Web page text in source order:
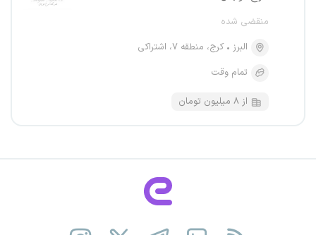
منقضی شده
البرز
کرج، منطقه ۷، اشتراکی
تمام وقت
از ۸ میلیون تومان